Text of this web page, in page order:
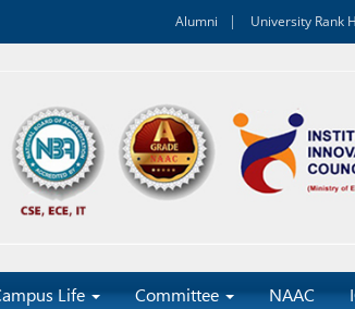
Alumni University Rank
Life Committee NAAC